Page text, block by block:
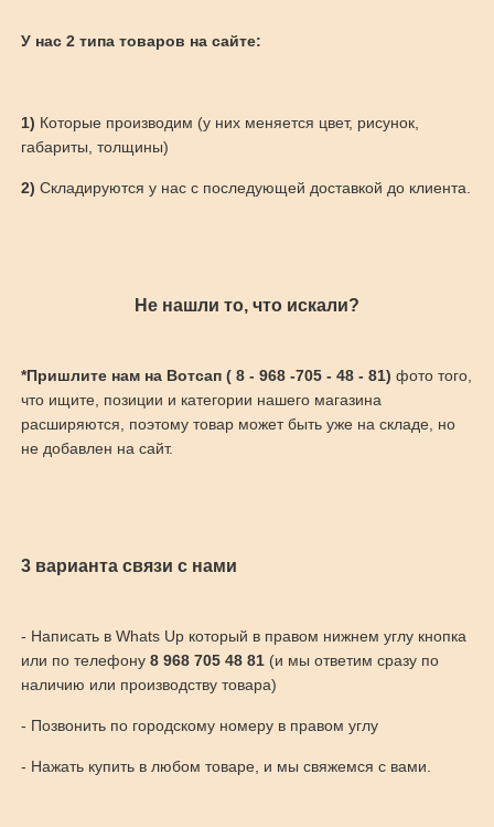
У нас 2 типа товаров на сайте:
1) Которые производим (у них меняется цвет, рисунок,
габариты, толщины)
2) Складируются у нас с последующей доставкой до клиента.
Не нашли то, что искали?
*Пришлите нам на Вотсап ( 8 - 968 -705 - 48 - 81) фото того,
что ищите, позиции и категории нашего магазина
расширяются, поэтому товар может быть уже на складе, но
не добавлен на сайт.
3 варианта связи с нами
- Написать в Whats Up который в правом нижнем углу кнопка
или по телефону 8 968 705 48 81(и мы ответим сразу по
наличию или производству товара)
- Позвонить по городскому номеру в правом углу
- Нажать купить в любом товаре, и мы свяжемся с вами.